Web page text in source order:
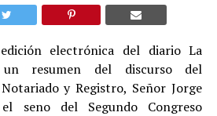
electrónica del diario La
un resumen del discurso del
y Registro, Señor Jorge
seno del Segundo Congreso